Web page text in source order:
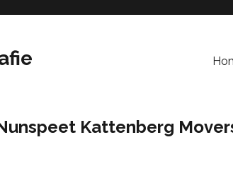
Kattenberg